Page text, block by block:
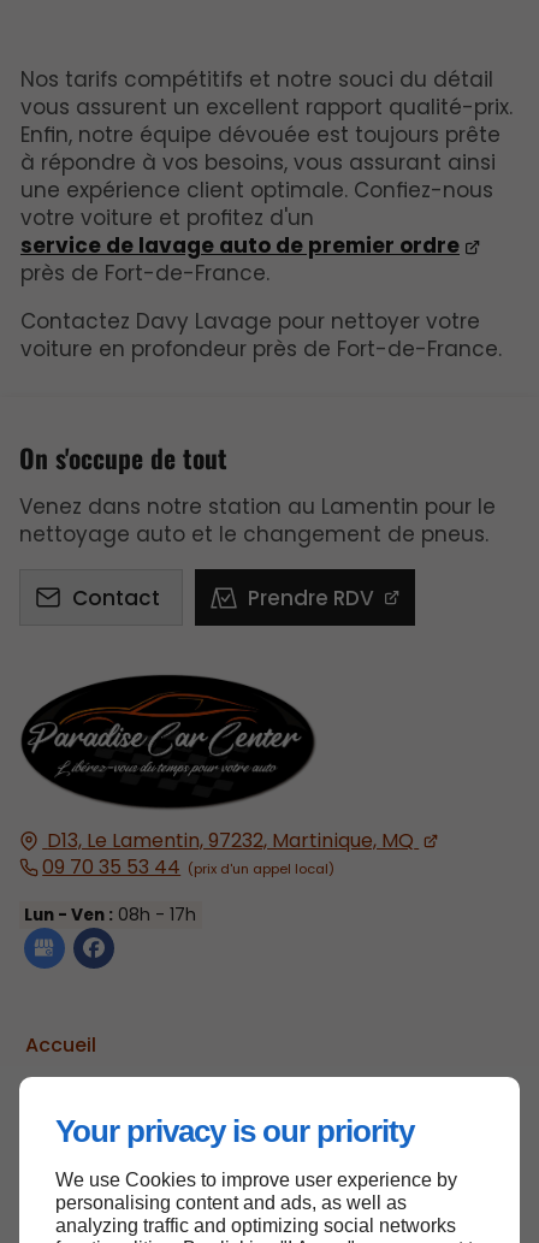
Your privacy is our priority
We use Cookies to improve user experience by
personalising content and ads, as well as
analyzing traffic and optimizing social networks
Nos tarifs compétitifs et notre souci du détail
vous assurent un excellent rapport qualité-prix.
Enfin, notre équipe dévouée est toujours prête
à répondre à vos besoins, vous assurant ainsi
une expérience client optimale. Confiez-nous
votre voiture et profitez d'un
service de lavage auto de premier ordre
près de Fort-de-France.
Contactez Davy Lavage pour nettoyer votre
voiture en profondeur près de Fort-de-France.
D13, Le Lamentin, 97232, Martinique, MQ
09 70 35 53 44
Lun - Ven : 08h - 17h
Accueil
Contactez-nous
Mentions légales
On s'occupe de tout
Venez dans notre station au Lamentin pour le
nettoyage auto et le changement de pneus.
Contact Prendre RDV